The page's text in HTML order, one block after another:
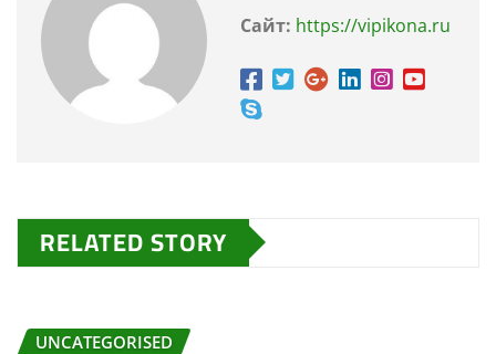
Сайт: https://vipikona.ru
RELATED STORY
UNCATEGORISED